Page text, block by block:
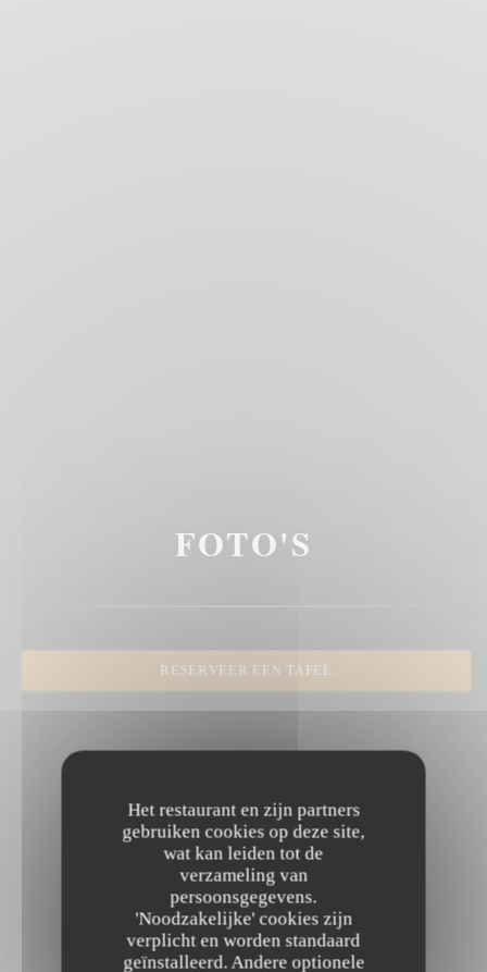
Het restaurant en zijn partners
gebruiken cookies op deze site,
wat kan leiden tot de
verzameling van
persoonsgegevens.
'Noodzakelijke' cookies zijn
verplicht en worden standaard
geïnstalleerd. Andere optionele
FOTO'S
RESERVEER EEN TAFEL